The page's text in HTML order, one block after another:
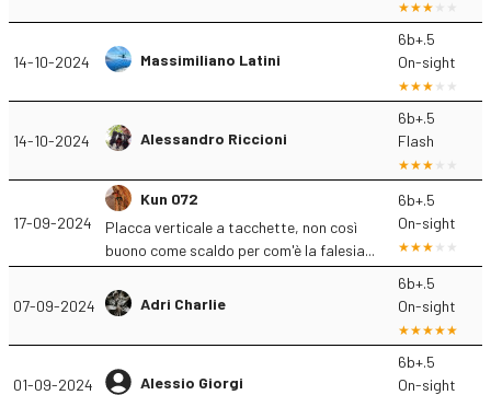
14-10-2024 Massimiliano Latini
6b+.5
On-sight
14-10-2024 Alessandro Riccioni
6b+.5
Flash
17-09-2024
Kun 072
Placca verticale a tacchette, non così
buono come scaldo per com'è la falesia...
6b+.5
On-sight
07-09-2024 Adri Charlie
6b+.5
On-sight
01-09-2024 Alessio Giorgi
6b+.5
On-sight